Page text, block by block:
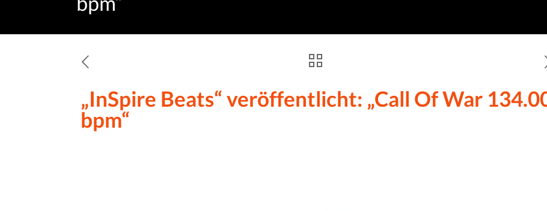
„InSpire Beats“ veröffentlicht: „Call Of War
bpm“